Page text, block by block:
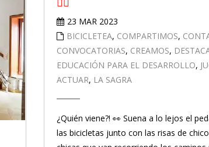
23 MAR 2023
BICICLETEA, COMPARTIMOS,
CONVOCATORIAS, CREAMOS,
EDUCACIÓN PARA EL DESARROLLO,
ACTUAR, LA SAGRA
¿Quién viene?! 👀 Suena a lo lejos el
las bicicletas junto con las risas de